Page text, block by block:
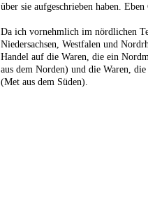
über sie aufgeschrieben haben. Eben
Da ich vornehmlich im nördlichen
Niedersachsen, Westfalen und
Handel auf die Waren, die ein
aus dem Norden) und die Waren,
(Met aus dem Süden).